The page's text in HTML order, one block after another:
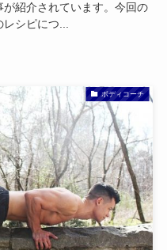
紹介されています。今回の
レシピにつ...
ボディコーチ